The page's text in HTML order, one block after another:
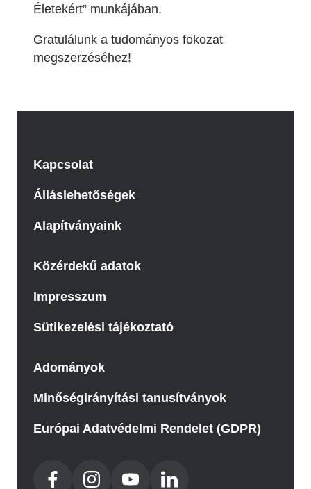
Életekért” munkájában.
Gratulálunk a tudományos fokozat
megszerzéséhez!
Kapcsolat
Álláslehetőségek
Alapítványaink
Közérdekű adatok
Impresszum
Sütikezelési tájékoztató
Adományok
Minőségirányítási tanusítványok
Európai Adatvédelmi Rendelet (GDPR)